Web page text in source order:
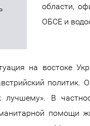
области,
ОБСЕ и
на востоке
политик.
В
помощи